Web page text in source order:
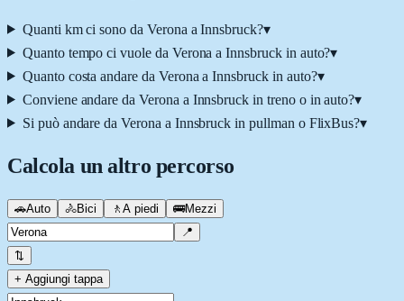
Quanti km ci sono da Verona a Innsbruck?▾
Quanto tempo ci vuole da Verona a Innsbruck in auto?▾
Quanto costa andare da Verona a Innsbruck in auto?▾
Conviene andare da Verona a Innsbruck in treno o in auto?▾
Si può andare da Verona a Innsbruck in pullman o FlixBus?▾
Calcola un altro percorso
🚗Auto 🚴Bici 🚶 A piedi 🚌Mezzi
📍
⇅
+ Aggiungi tappa